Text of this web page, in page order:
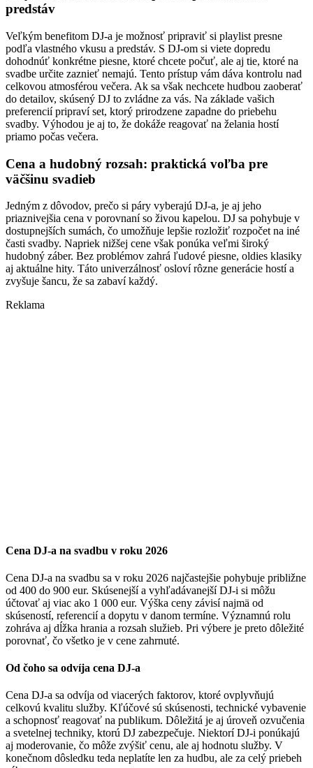
predstáv
Veľkým benefitom DJ-a je možnosť pripraviť si playlist presne
podľa vlastného vkusu a predstáv. S DJ-om si viete dopredu
dohodnúť konkrétne piesne, ktoré chcete počuť, ale aj tie, ktoré na
svadbe určite zaznieť nemajú. Tento prístup vám dáva kontrolu nad
celkovou atmosférou večera. Ak sa však nechcete hudbou zaoberať
do detailov, skúsený DJ to zvládne za vás. Na základe vašich
preferencií pripraví set, ktorý prirodzene zapadne do priebehu
svadby. Výhodou je aj to, že dokáže reagovať na želania hostí
priamo počas večera.
Cena a hudobný rozsah: praktická voľba pre
väčšinu svadieb
Jedným z dôvodov, prečo si páry vyberajú DJ-a, je aj jeho
priaznivejšia cena v porovnaní so živou kapelou. DJ sa pohybuje v
dostupnejších sumách, čo umožňuje lepšie rozložiť rozpočet na iné
časti svadby. Napriek nižšej cene však ponúka veľmi široký
hudobný záber. Bez problémov zahrá ľudové piesne, oldies klasiky
aj aktuálne hity. Táto univerzálnosť osloví rôzne generácie hostí a
zvyšuje šancu, že sa zabaví každý.
Reklama
Cena DJ-a na svadbu v roku 2026
Cena DJ-a na svadbu sa v roku 2026 najčastejšie pohybuje približne
od 400 do 900 eur. Skúsenejší a vyhľadávanejší DJ-i si môžu
účtovať aj viac ako 1 000 eur. Výška ceny závisí najmä od
skúseností, referencií a dopytu v danom termíne. Významnú rolu
zohráva aj dĺžka hrania a rozsah služieb. Pri výbere je preto dôležité
porovnať, čo všetko je v cene zahrnuté.
Od čoho sa odvíja cena DJ-a
Cena DJ-a sa odvíja od viacerých faktorov, ktoré ovplyvňujú
celkovú kvalitu služby. Kľúčové sú skúsenosti, technické vybavenie
a schopnosť reagovať na publikum. Dôležitá je aj úroveň ozvučenia
a svetelnej techniky, ktorú DJ zabezpečuje. Niektorí DJ-i ponúkajú
aj moderovanie, čo môže zvýšiť cenu, ale aj hodnotu služby. V
konečnom dôsledku teda neplatíte len za hudbu, ale za celý priebeh